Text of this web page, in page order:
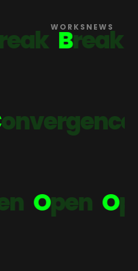
(브콥 엔
WORKS NEWS
reak Break
vergence
pe n Ope n